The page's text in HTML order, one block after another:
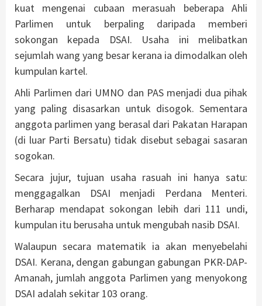
kuat mengenai cubaan merasuah beberapa Ahli
Parlimen untuk berpaling daripada memberi
sokongan kepada DSAI. Usaha ini melibatkan
sejumlah wang yang besar kerana ia dimodalkan oleh
kumpulan kartel.
Ahli Parlimen dari UMNO dan PAS menjadi dua pihak
yang paling disasarkan untuk disogok. Sementara
anggota parlimen yang berasal dari Pakatan Harapan
(di luar Parti Bersatu) tidak disebut sebagai sasaran
sogokan.
Secara jujur, tujuan usaha rasuah ini hanya satu:
menggagalkan DSAI menjadi Perdana Menteri.
Berharap mendapat sokongan lebih dari 111 undi,
kumpulan itu berusaha untuk mengubah nasib DSAI.
Walaupun secara matematik ia akan menyebelahi
DSAI. Kerana, dengan gabungan gabungan PKR-DAP-
Amanah, jumlah anggota Parlimen yang menyokong
DSAI adalah sekitar 103 orang.